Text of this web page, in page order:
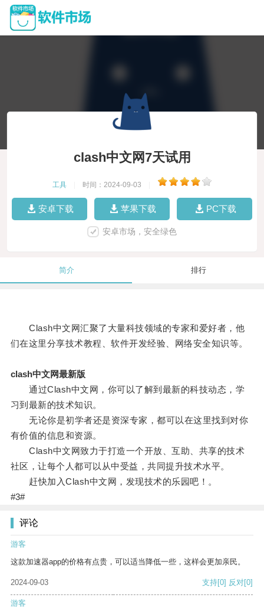
clash中文网7天试用
工具 时间：2024-09-03
安卓下载 苹果下载 PC下载
安卓市场，安全绿色
简介 排行
Clash中文网汇聚了大量科技领域的专家和爱好者，他
们在这里分享技术教程、软件开发经验、网络安全知识等。
clash中文网最新版
通过Clash中文网，你可以了解到最新的科技动态，学
习到最新的技术知识。
无论你是初学者还是资深专家，都可以在这里找到对你
有价值的信息和资源。
Clash中文网致力于打造一个开放、互助、共享的技术
社区，让每个人都可以从中受益，共同提升技术水平。
赶快加入Clash中文网，发现技术的乐园吧！。
#3#
评论
游客
这款加速器app的价格有点贵，可以适当降低一些，这样会更加亲民。
2024-09-03 支持[0] 反对[0]
游客